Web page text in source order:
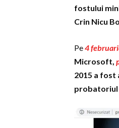
fostului
Crin Nicu
Pe4
Microsoft,
2015 a fost
probatoriul